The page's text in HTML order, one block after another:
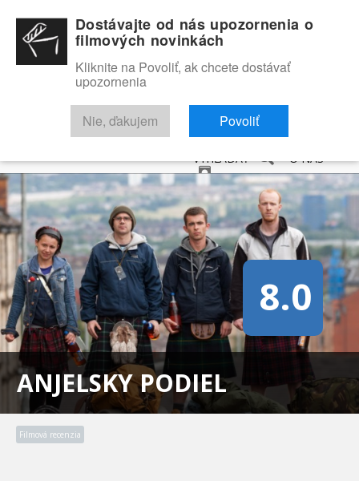
RECENZIE TRAILERY FILMOVÁ DATABÁZA
VYHĽADAŤ O NÁS
ANJELSKY PODIEL
8.0
Filmová recenzia
Dostávajte od nás upozornenia o
filmových novinkách
Kliknite na Povoliť, ak chcete dostávať
upozornenia
Nie, ďakujem Povoliť